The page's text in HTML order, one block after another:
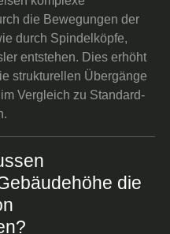
die Bewegungen der
durch Spindelköpfe,
entstehen. Dies erhöht
strukturellen Übergänge
Vergleich zu Standard-
die